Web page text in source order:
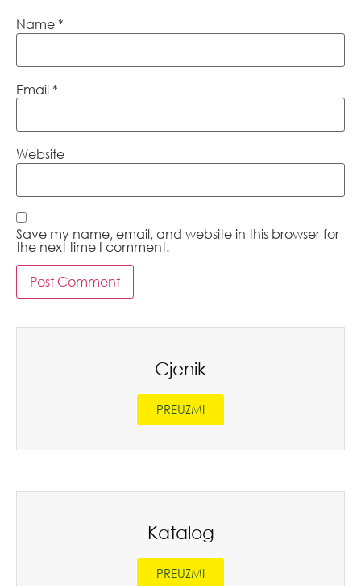
Name *
Email *
Website
Save my name, email, and website in this browser for
the next time I comment.
Cjenik
PREUZMI
Katalog
PREUZMI